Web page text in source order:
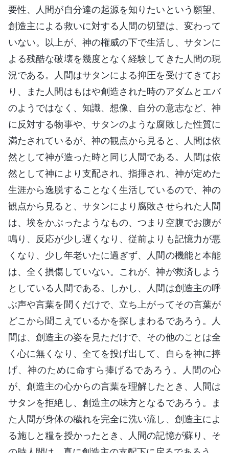
要性、人間が自分達の起源を知りたいという願望、
創造主による救いに対する人間の切望は、変わって
いない。以上が、神の権威の下で生活し、サタンに
よる残酷な破壊を幾度となく経験してきた人間の現
況である。人間はサタンによる抑圧を受けてきてお
り、また人間はもはや創造された時のアダムとエバ
のようではなく、知識、想像、自分の意志など、神
に反対する物事や、サタンのような腐敗した性質に
満たされているが、神の観点から見ると、人間は依
然として神が造った時と同じ人間である。人間は依
然として神により支配され、指揮され、神が定めた
生涯から逸脱することなく生活しているので、神の
観点から見ると、サタンにより腐敗させられた人間
は、埃をかぶったようなもの、つまり空腹でお腹が
鳴り、反応が少し遅くなり、従前よりも記憶力が悪
くなり、少し年老いたに過ぎず、人間の機能と本能
は、全く損傷していない。これが、神が救済しよう
としている人間である。しかし、人間は創造主の呼
ぶ声や言葉を聞くだけで、立ち上がってその言葉が
どこから聞こえているかを探しまわるであろう。人
間は、創造主の姿を見ただけで、その他のことは全
く心に無くなり、全てを投げ出して、自らを神に捧
げ、神のために命すら捧げるであろう。人間の心
が、創造主の心からの言葉を理解したとき、人間は
サタンを拒絶し、創造主の味方となるであろう。ま
た人間が身体の穢れを完全に洗い流し、創造主によ
る施しと糧を授かったとき、人間の記憶が蘇り、そ